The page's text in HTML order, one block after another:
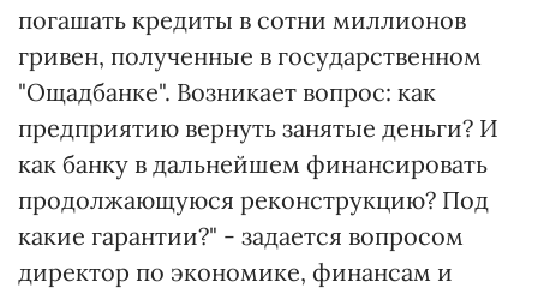
погашать кредиты в сотни миллионов
гривен, полученные в государственном
"Ощадбанке". Возникает вопрос: как
предприятию вернуть занятые деньги? И
как банку в дальнейшем финансировать
продолжающуюся реконструкцию? Под
какие гарантии?" - задается вопросом
директор по экономике, финансам и